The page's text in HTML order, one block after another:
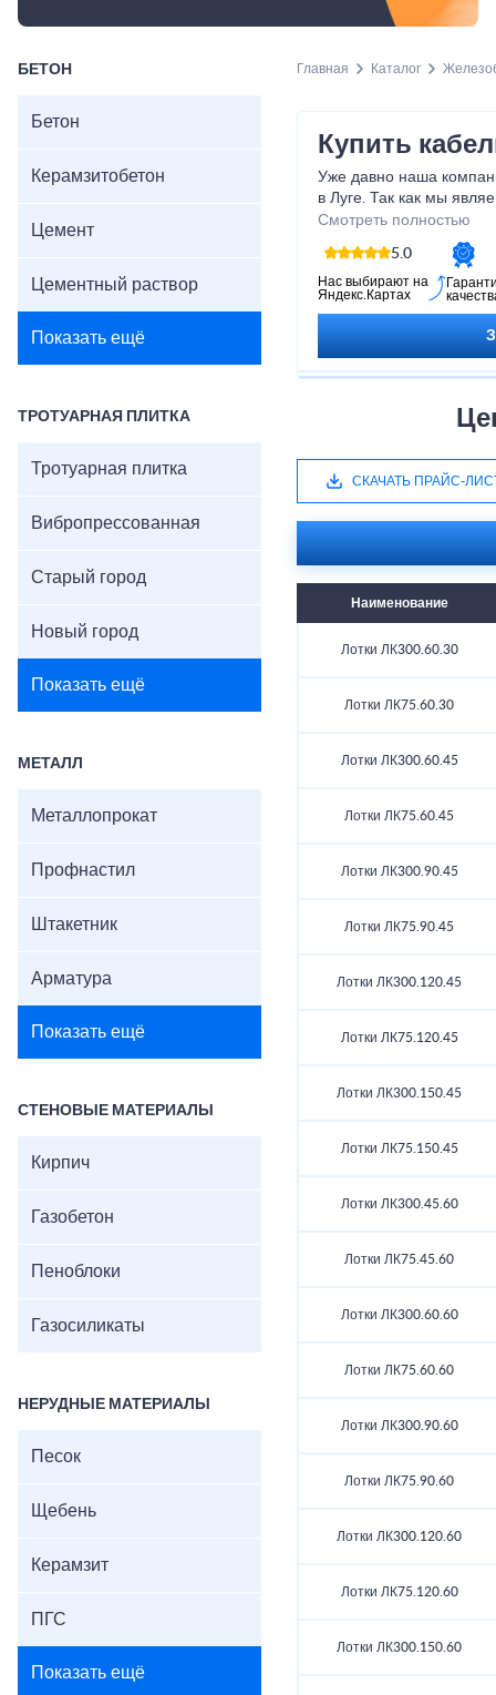
БЕТОН
Бетон
Керамзитобетон
Цемент
Цементный раствор
Показать ещё
ТРОТУАРНАЯ ПЛИТКА
Тротуарная плитка
Вибропрессованная
Старый город
Новый город
Показать ещё
МЕТАЛЛ
Металлопрокат
Профнастил
Штакетник
Арматура
Показать ещё
СТЕНОВЫЕ МАТЕРИАЛЫ
Кирпич
Газобетон
Пеноблоки
Газосиликаты
НЕРУДНЫЕ МАТЕРИАЛЫ
Песок
Щебень
Керамзит
ПГС
Показать ещё
Главная Каталог
Купить
Уже давно наша
в Луге. Так как мы
можно приобрести
Смотреть полностью
5.0
Нас выбирают на
Яндекс.Картах
СКАЧАТЬ ПРАЙС-
Наименование
Лотки ЛК300.60.30
Лотки ЛК75.60.30
Лотки ЛК300.60.45
Лотки ЛК75.60.45
Лотки ЛК300.90.45
Лотки ЛК75.90.45
Лотки ЛК300.120.45
Лотки ЛК75.120.45
Лотки ЛК300.150.45
Лотки ЛК75.150.45
Лотки ЛК300.45.60
Лотки ЛК75.45.60
Лотки ЛК300.60.60
Лотки ЛК75.60.60
Лотки ЛК300.90.60
Лотки ЛК75.90.60
Лотки ЛК300.120.60
Лотки ЛК75.120.60
Лотки ЛК300.150.60